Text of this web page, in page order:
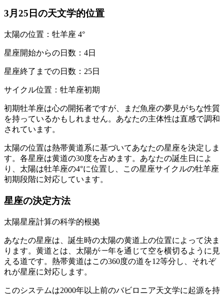
3月25日の天文学的位置
太陽の位置：牡羊座 4°
星座開始からの日数：4日
星座終了までの日数：25日
サイクル位置：牡羊座初期
初期牡羊座は心の開拓者ですが、まだ魚座の夢見がちな性質
を持っているかもしれません。あなたの主体性は直感で調和
されています。
太陽の位置は熱帯黄道系に基づいてあなたの星座を決定しま
す。各星座は黄道の30度を占めます。あなたの誕生日によ
り、太陽は牡羊座の4°に位置し、この星座サイクルの牡羊座
初期段階に対応しています。
星座の決定方法
太陽星座計算の科学的根拠
あなたの星座は、誕生時の太陽の黄道上の位置によって決ま
ります。黄道とは、太陽が一年を通じて空を横切るように見
える道です。熱帯黄道はこの360度の道を12等分し、それぞ
れが星座に対応します。
このシステムは2000年以上前のバビロニア天文学に起源を持